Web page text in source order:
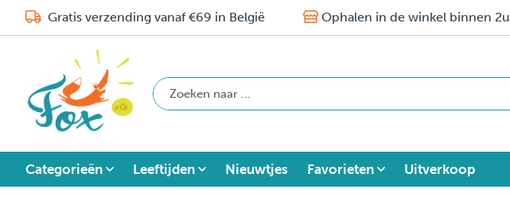
Gratis verzending vanaf €69 in België Ophalen in de winkel binnen 2u
Categorieën Leeftijden Nieuwtjes Favorieten Uitverkoop